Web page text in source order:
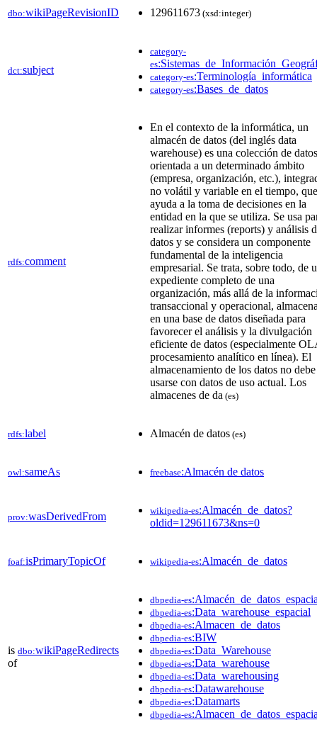
dbo:wikiPageRevisionID 129611673 (xsd:integer)
dct:subject
category-
es
category-es:Terminología_informática
category-es:Bases_de_datos
rdfs:comment
En el contexto de la informática, un
almacén de datos (del inglés data
warehouse) es una colección de datos
orientada a un determinado ámbito
(empresa, organización, etc.),
no volátil y variable en el tiempo, que
ayuda a la toma de decisiones en la
entidad en la que se utiliza. Se usa
realizar informes (reports) y análisis
datos​ y se considera un componente
fundamental de la inteligencia
empresarial.​ Se trata, sobre todo, de
expediente completo de una
organización, más allá de la
transaccional y operacional,
en una base de datos diseñada para
favorecer el análisis y la divulgación
eficiente de datos (especialmente
procesamiento analítico en línea). El
almacenamiento de los datos no debe
usarse con datos de uso actual. Los
almacenes de da (es)
rdfs:label Almacén de datos (es)
owl:sameAs freebase:Almacén de datos
prov:wasDerivedFrom wikipedia-es:Almacén_de_datos?
oldid=129611673&ns=0
foaf:isPrimaryTopicOf wikipedia-es:Almacén_de_datos
is dbo:wikiPageRedirects
of
dbpedia-es
dbpedia-es:Data_warehouse_espacial
dbpedia-es:Almacen_de_datos
dbpedia-es:BIW
dbpedia-es:Data_Warehouse
dbpedia-es:Data_warehouse
dbpedia-es:Data_warehousing
dbpedia-es:Datawarehouse
dbpedia-es:Datamarts
dbpedia-es